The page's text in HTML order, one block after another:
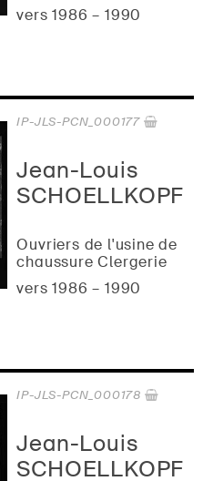
vers 1986 – 1990
Jean-Louis
SCHOELLKOPF
Ouvriers de l'usine de
chaussure Clergerie
vers 1986 – 1990
IP-JLS-PCN_000177
Jean-Louis
SCHOELLKOPF
IP-JLS-PCN_000178